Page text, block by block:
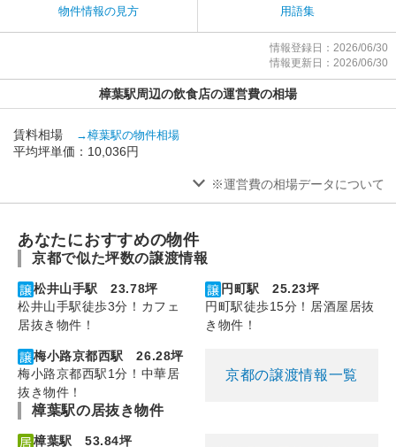
物件情報の見方 用語集
情報登録日：2026/06/30
情報更新日：2026/06/30
樟葉駅周辺の飲食店の運営費の相場
賃料相場 →樟葉駅の物件相場
平均坪単価：10,036円
※運営費の相場データについて
あなたにおすすめの物件
京都で似た坪数の譲渡情報
松井山手駅 23.78坪
松井山手駅徒歩3分！カフェ
居抜き物件！
円町駅 25.23坪
円町駅徒歩15分！居酒屋居抜
き物件！
梅小路京都西駅 26.28坪
梅小路京都西駅1分！中華居
抜き物件！
京都の譲渡情報一覧
樟葉駅の居抜き物件
樟葉駅 53.84坪